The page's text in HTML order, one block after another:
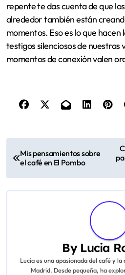
repente te das cuenta de que
alrededor también están
momentos. Eso es lo que hacen
testigos silenciosos de nuestras
momentos de conexión valen
s
Mis pensamientos sobre
el café en El Pombo
By Lucia
Lucia es una apasionada del café y
Madrid. Desde pequeña, ha